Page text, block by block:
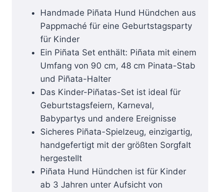
Handmade Piñata Hund Hündchen aus
Pappmaché für eine Geburtstagsparty
für Kinder
Ein Piñata Set enthält: Piñata mit einem
Umfang von 90 cm, 48 cm Pinata-Stab
und Piñata-Halter
Das Kinder-Piñatas-Set ist ideal für
Geburtstagsfeiern, Karneval,
Babypartys und andere Ereignisse
Sicheres Piñata-Spielzeug, einzigartig,
handgefertigt mit der größten Sorgfalt
hergestellt
Piñata Hund Hündchen ist für Kinder
ab 3 Jahren unter Aufsicht von